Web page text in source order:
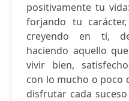
positivamente tu
forjando tu
creyendo en ti,
haciendo aquello
vivir bien,
con lo mucho o poco
disfrutar cada